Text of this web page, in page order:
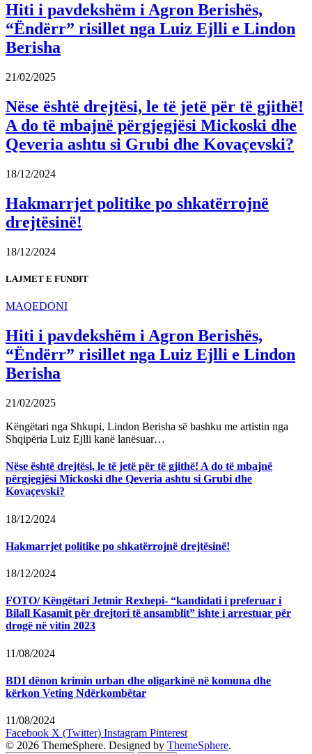
Hiti i pavdekshëm i Agron Berishës,
“Ëndërr” risillet nga Luiz Ejlli e Lindon
Berisha
21/02/2025
Nëse është drejtësi, le të jetë për të gjithë!
A do të mbajnë përgjegjësi Mickoski dhe
Qeveria ashtu si Grubi dhe Kovaçevski?
18/12/2024
Hakmarrjet politike po shkatërrojnë
drejtësinë!
18/12/2024
LAJMET E FUNDIT
MAQEDONI
Hiti i pavdekshëm i Agron Berishës,
“Ëndërr” risillet nga Luiz Ejlli e Lindon
Berisha
21/02/2025
Këngëtari nga Shkupi, Lindon Berisha së bashku me artistin nga
Shqipëria Luiz Ejlli kanë lanësuar…
Nëse është drejtësi, le të jetë për të gjithë! A do të mbajnë
përgjegjësi Mickoski dhe Qeveria ashtu si Grubi dhe
Kovaçevski?
18/12/2024
Hakmarrjet politike po shkatërrojnë drejtësinë!
18/12/2024
FOTO/ Këngëtari Jetmir Rexhepi- “kandidati i preferuar i
Bilall Kasamit për drejtori të ansamblit” ishte i arrestuar për
drogë në vitin 2023
11/08/2024
BDI dënon krimin urban dhe oligarkinë në komuna dhe
kërkon Veting Ndërkombëtar
11/08/2024
Facebook X (Twitter) Instagram Pinterest
© 2026 ThemeSphere. Designed by ThemeSphere.